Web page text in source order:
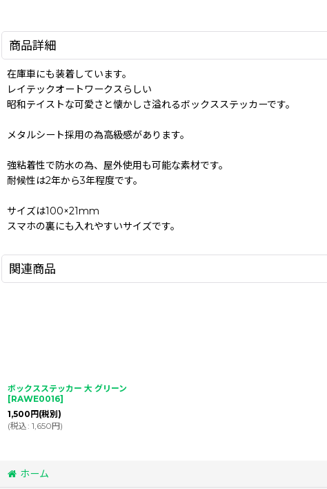
商品詳細
在庫車にも装着しています。
レイテックオートワークスらしい
昭和テイストな可愛さと懐かしさ溢れるボックスステッカーです。
メタルシート採用の為高級感があります。
強粘着性で防水の為、屋外使用も可能な素材です。
耐候性は2年から3年程度です。
サイズは100×21mm
スマホの裏にも入れやすいサイズです。
関連商品
ボックスステッカー 大 グリーン
[RAWE0016]
1,500 円 (税別)
(税込: 1,650円)
ホーム